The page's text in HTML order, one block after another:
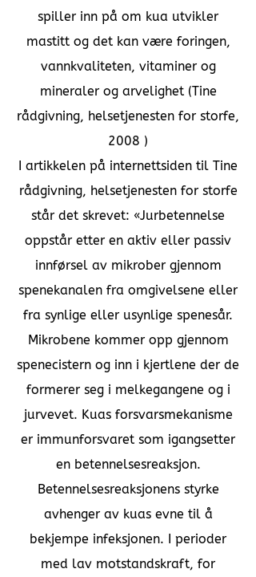
spiller inn på om kua utvikler
mastitt og det kan være foringen,
vannkvaliteten, vitaminer og
mineraler og arvelighet (Tine
rådgivning, helsetjenesten for storfe,
2008 )
I artikkelen på internettsiden til Tine
rådgivning, helsetjenesten for storfe
står det skrevet: «Jurbetennelse
oppstår etter en aktiv eller passiv
innførsel av mikrober gjennom
spenekanalen fra omgivelsene eller
fra synlige eller usynlige spenesår.
Mikrobene kommer opp gjennom
spenecistern og inn i kjertlene der de
formerer seg i melkegangene og i
jurvevet. Kuas forsvarsmekanisme
er immunforsvaret som igangsetter
en betennelsesreaksjon.
Betennelsesreaksjonens styrke
avhenger av kuas evne til å
bekjempe infeksjonen. I perioder
med lav motstandskraft, for